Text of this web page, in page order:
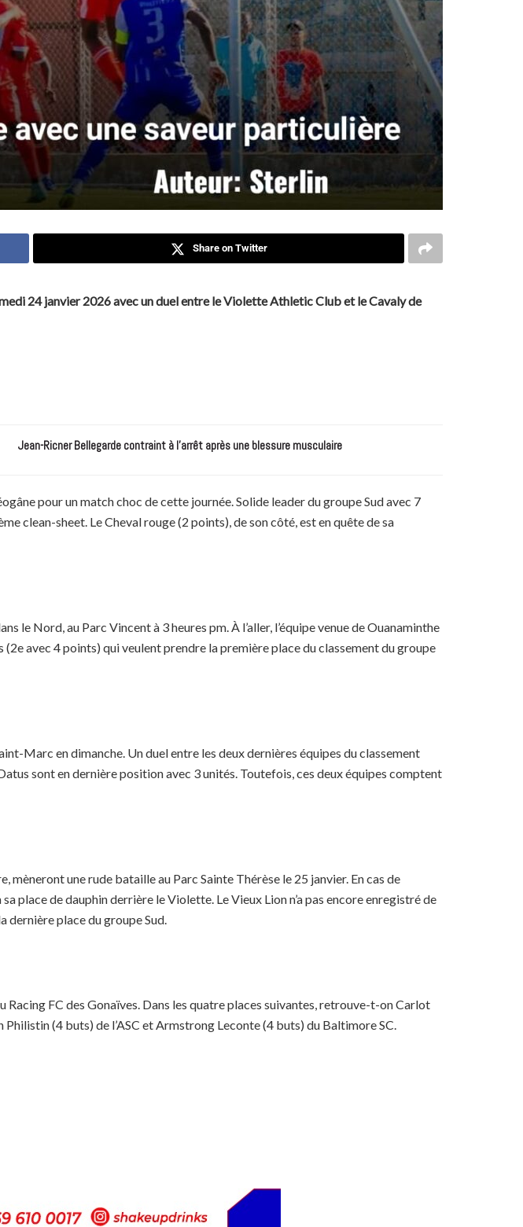
Share on Twitter
24 janvier 2026 avec un duel entre le Violette Athletic Club et le Cavaly de
Jean-Ricner Bellegarde contraint à l’arrêt après une blessure musculaire
pour un match choc de cette journée. Solide leader du groupe Sud avec 7
clean-sheet. Le Cheval rouge (2 points), de son côté, est en quête de sa
le Nord, au Parc Vincent à 3 heures pm. À l’aller, l’équipe venue de Ouanaminthe
avec 4 points) qui veulent prendre la première place du classement du groupe
Marc en dimanche. Un duel entre les deux dernières équipes du classement
sont en dernière position avec 3 unités. Toutefois, ces deux équipes comptent
une rude bataille au Parc Sainte Thérèse le 25 janvier. En cas de
place de dauphin derrière le Violette. Le Vieux Lion n’a pas encore enregistré de
dernière place du groupe Sud.
FC des Gonaïves. Dans les quatre places suivantes, retrouve-t-on Carlot
(4 buts) de l’ASC et Armstrong Leconte (4 buts) du Baltimore SC.